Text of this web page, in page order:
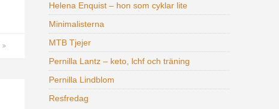
Helena Enquist – hon som cyklar lite
Minimalisterna
MTB Tjejer
Pernilla Lantz – keto, lchf och träning
Pernilla Lindblom
Resfredag